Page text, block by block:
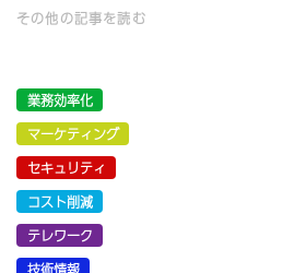
その他の記事を読む
業務効率化
マーケティング
セキュリティ
コスト削減
テレワーク